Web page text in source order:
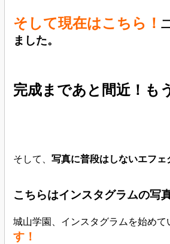
そして現在はこちら！
ました。
完成まであと間近！も
そして、 写真に普段はしないエフェ
こちらはインスタグラムの写
城山学園、インスタグラムを始めて
す！